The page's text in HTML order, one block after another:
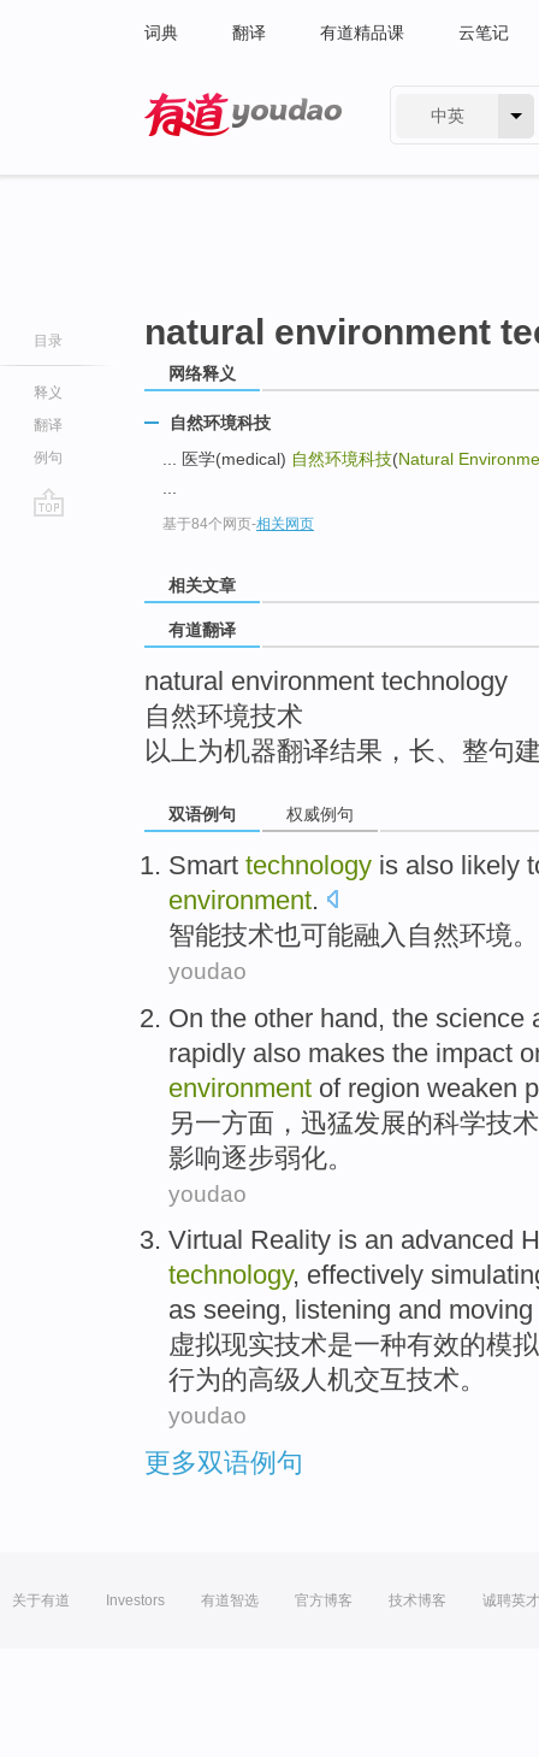
词典 翻译 有道精品课 云笔记
中英
目录
释义
翻译
例句
natural environment
网络释义
自然环境科技
... 医学(medical) 自然环境科技(Natural
基于84个网页-相关网页
相关文章
有道翻译
natural environment technology
自然环境技术
以上为机器翻译结果，长、整句
双语例句 权威例句
Smart technology is also likely
environment.
智能技术也可能融入 自然环境。
youdao
On the other hand, the science
rapidly also makes the impact
environment of region weaken
另一方面， 迅猛发展的科学技术
影响逐步弱化。
youdao
Virtual Reality is an advanced
technology, effectively
as seeing, listening and moving
虚拟现实技术是一种有效的模拟
行为的高级人机交互技术。
youdao
更多双语例句
关于有道 Investors 有道智选 官方博客 技术博客 诚聘英才